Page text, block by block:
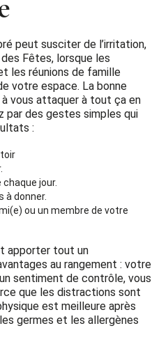
peut susciter de l’irritation,
Fêtes, lorsque les
les réunions de famille
votre espace. La bonne
à vous attaquer à tout ça en
par des gestes simples qui
:
jour.
à donner.
ou un membre de votre
apporter tout un
au rangement : votre
sentiment de contrôle, vous
que les distractions sont
est meilleure après
germes et les allergènes